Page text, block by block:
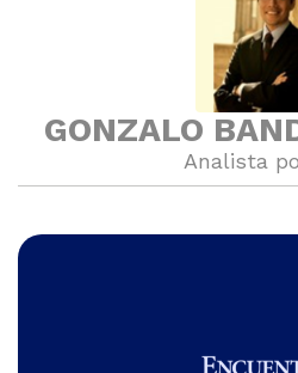
GONZALO
Analista